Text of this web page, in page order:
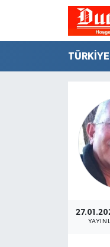
TÜRKİYE
Namaz Vakitleri
Trafik Durumu
Süper Lig Puan